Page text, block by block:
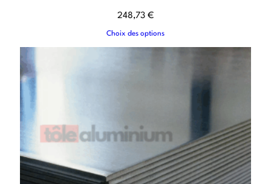
248,73 €
Choix des options